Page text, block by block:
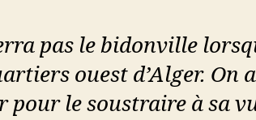
pas le bidonville
ouest d’Alger. On a
le soustraire à sa